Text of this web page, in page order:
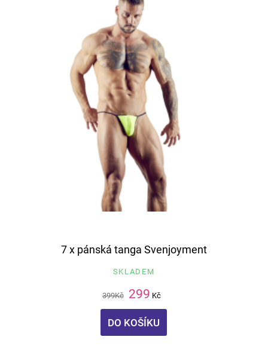
7 x pánská tanga Svenjoyment
SKLADEM
399Kč 299 Kč
DO KOŠÍKU